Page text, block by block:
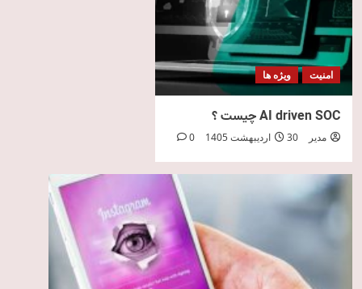
امنیت ویژه ها
AI driven SOC چیست ؟
مدیر 30 اردیبهشت 1405 0